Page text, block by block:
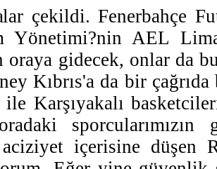
çekildi. Fenerbahçe
Yönetimi?nin AEL
oraya gidecek, onlar da
Kıbrıs'a da bir
ile Karşıyakalı
sporcularımızın
içerisine düşen